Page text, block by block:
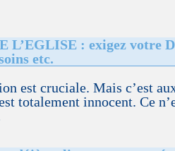
L’EGLISE : exigez votre
etc.
est cruciale. Mais c’est
totalement innocent. Ce